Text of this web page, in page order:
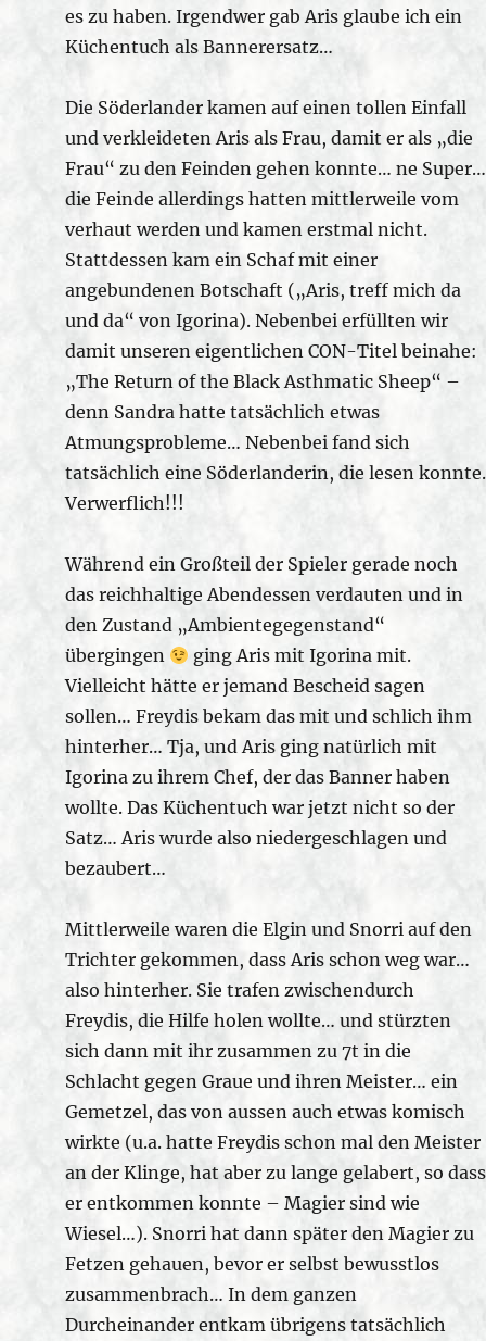
es zu haben. Irgendwer gab Aris glaube ich ein
Küchentuch als Bannerersatz…
Die Söderlander kamen auf einen tollen Einfall
und verkleideten Aris als Frau, damit er als „die
Frau“ zu den Feinden gehen konnte… ne Super…
die Feinde allerdings hatten mittlerweile vom
verhaut werden und kamen erstmal nicht.
Stattdessen kam ein Schaf mit einer
angebundenen Botschaft („Aris, treff mich da
und da“ von Igorina). Nebenbei erfüllten wir
damit unseren eigentlichen CON-Titel beinahe:
„The Return of the Black Asthmatic Sheep“ –
denn Sandra hatte tatsächlich etwas
Atmungsprobleme… Nebenbei fand sich
tatsächlich eine Söderlanderin, die lesen konnte.
Verwerflich!!!
Während ein Großteil der Spieler gerade noch
das reichhaltige Abendessen verdauten und in
den Zustand „Ambientegegenstand“
übergingen
ging Aris mit Igorina mit.
Vielleicht hätte er jemand Bescheid sagen
sollen… Freydis bekam das mit und schlich ihm
hinterher… Tja, und Aris ging natürlich mit
Igorina zu ihrem Chef, der das Banner haben
wollte. Das Küchentuch war jetzt nicht so der
Satz… Aris wurde also niedergeschlagen und
bezaubert…
Mittlerweile waren die Elgin und Snorri auf den
Trichter gekommen, dass Aris schon weg war…
also hinterher. Sie trafen zwischendurch
Freydis, die Hilfe holen wollte… und stürzten
sich dann mit ihr zusammen zu 7t in die
Schlacht gegen Graue und ihren Meister… ein
Gemetzel, das von aussen auch etwas komisch
wirkte (u.a. hatte Freydis schon mal den Meister
an der Klinge, hat aber zu lange gelabert, so dass
er entkommen konnte – Magier sind wie
Wiesel…). Snorri hat dann später den Magier zu
Fetzen gehauen, bevor er selbst bewusstlos
zusammenbrach… In dem ganzen
Durcheinander entkam übrigens tatsächlich